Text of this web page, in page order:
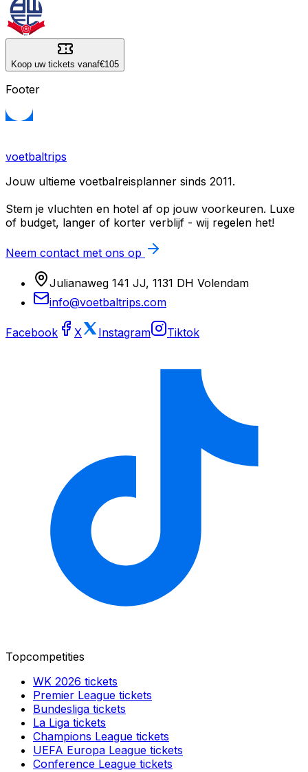
Koop uw tickets vanaf€105
Footer
voetbaltrips
Jouw ultieme voetbalreisplanner sinds 2011.
Stem je vluchten en hotel af op jouw voorkeuren. Luxe
of budget, langer of korter verblijf - wij regelen het!
Neem contact met ons op
Julianaweg 141 JJ, 1131 DH Volendam
info@voetbaltrips.com
Facebook X Instagram Tiktok
Topcompetities
WK 2026 tickets
Premier League tickets
Bundesliga tickets
La Liga tickets
Champions League tickets
UEFA Europa League tickets
Conference League tickets